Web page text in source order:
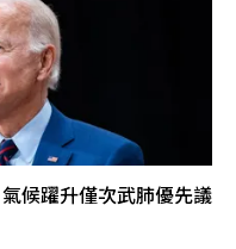
候躍升僅次武肺優先議